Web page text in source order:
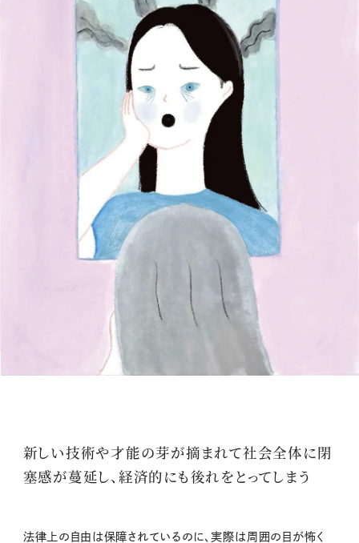
新しい技術や才能の芽が摘まれて社会全体に閉
塞感が蔓延し、経済的にも後れをとってしまう
法律上の自由は保障されているのに、実際は周囲の目が怖く